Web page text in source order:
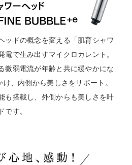
ッドの概念を変える「肌育シャワ
で生み出すマイクロカレント。
微弱電流が年齢と共に緩やかにな
け、内側から美しさをサポート。
も搭載し、外側からも美しさを叶
です。